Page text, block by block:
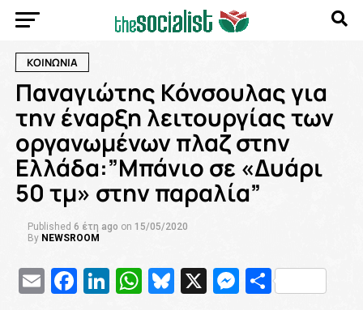
ΚΟΙΝΩΝΙΑ
Παναγιώτης Κόνσουλας για
την έναρξη λειτουργίας των
οργανωμένων πλαζ στην
Ελλάδα:”Μπάνιο σε «Δυάρι
50 τμ» στην παραλία”
Published 6 έτη ago on 15/05/2020
By NEWSROOM
EmailFacebook
LinkedIn
WhatsApp
Bluesky
X